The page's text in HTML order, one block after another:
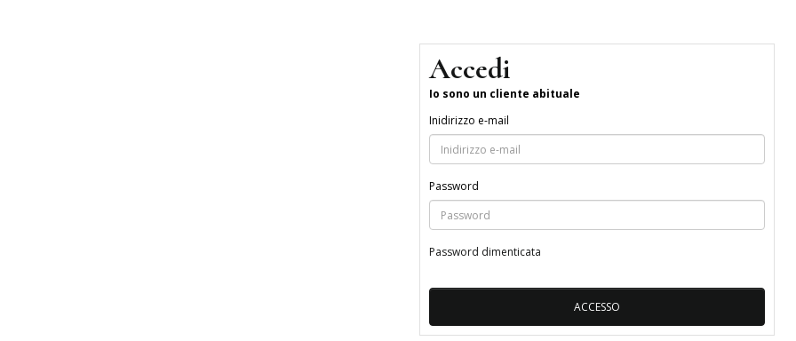
Accedi
Io sono un cliente abituale
Inidirizzo e-mail
Password
Password dimenticata